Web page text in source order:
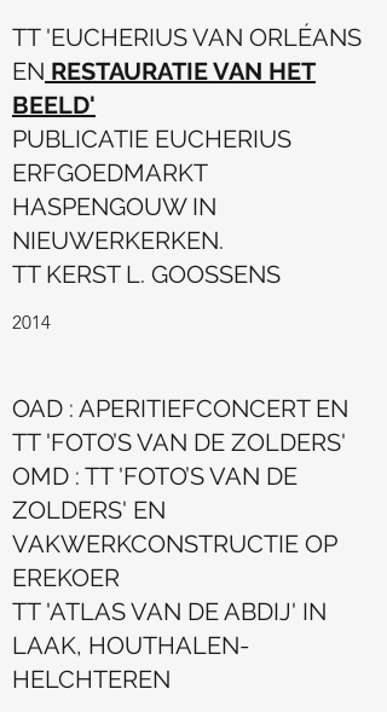
TT 'EUCHERIUS VAN ORLÉANS
EN RESTAURATIE VAN HET
BEELD'
PUBLICATIE EUCHERIUS
ERFGOEDMARKT
HASPENGOUW IN
NIEUWERKERKEN.
TT KERST L. GOOSSENS
2014
OAD : APERITIEFCONCERT EN
TT 'FOTO’S VAN DE ZOLDERS'
OMD : TT 'FOTO’S VAN DE
ZOLDERS' EN
VAKWERKCONSTRUCTIE OP
EREKOER
TT 'ATLAS VAN DE ABDIJ' IN
LAAK, HOUTHALEN-
HELCHTEREN